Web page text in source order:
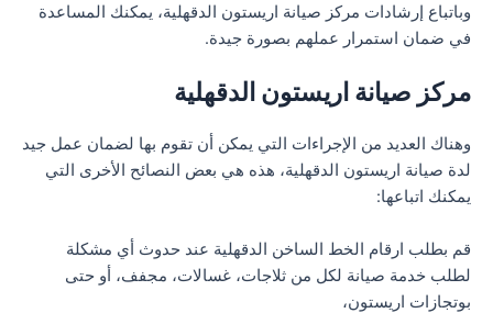
وباتباع إرشادات مركز صيانة اريستون الدقهلية، يمكنك المساعدة
في ضمان استمرار عملهم بصورة جيدة.
مركز صيانة اريستون الدقهلية
وهناك العديد من الإجراءات التي يمكن أن تقوم بها لضمان عمل جيد
لدة صيانة اريستون الدقهلية، هذه هي بعض النصائح الأخرى التي
يمكنك اتباعها:
قم بطلب ارقام الخط الساخن الدقهلية عند حدوث أي مشكلة
لطلب خدمة صيانة لكل من ثلاجات، غسالات، مجفف، أو حتى
بوتجازات اريستون،